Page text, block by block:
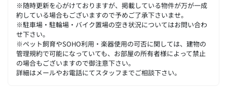
※随時更新を心がけておりますが、掲載している物件が万が一成
約している場合もございますので予めご了承下さいませ。
※駐車場・駐輪場・バイク置場の空き状況についてはお問い合わ
せ下さい。
※ペット飼育やSOHO利用・楽器使用の可否に関しては、建物の
管理規約で可能になっていても、お部屋の所有者様によって禁止
の場合もございますので御注意下さい。
詳細はメールやお電話にてスタッフまでご相談下さい。